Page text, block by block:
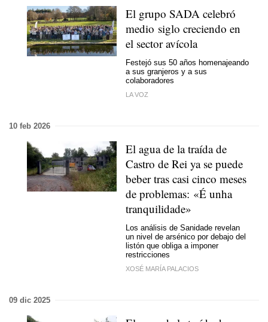
El grupo SADA celebró
medio siglo creciendo en
el sector avícola
Festejó sus 50 años homenajeando
a sus granjeros y a sus
colaboradores
LA VOZ
10 feb 2026
El agua de la traída de
Castro de Rei ya se puede
beber tras casi cinco meses
de problemas: «É unha
tranquilidade»
Los análisis de Sanidade revelan
un nivel de arsénico por debajo del
listón que obliga a imponer
restricciones
XOSÉ MARÍA PALACIOS
09 dic 2025